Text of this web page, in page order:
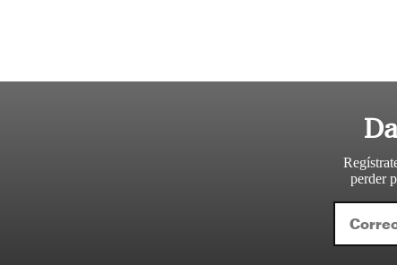
perder